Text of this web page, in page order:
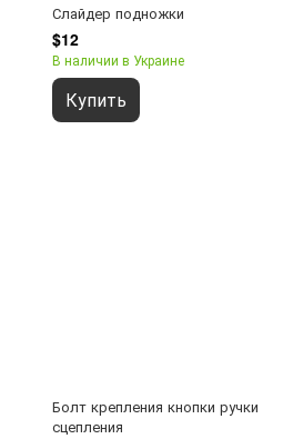
Слайдер подножки
$12
В наличии в Украине
Купить
Болт крепления кнопки ручки
сцепления